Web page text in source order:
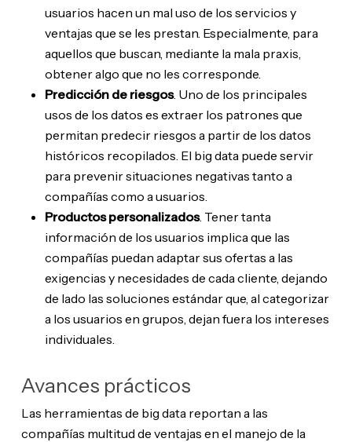
usuarios hacen un mal uso de los servicios y
ventajas que se les prestan. Especialmente, para
aquellos que buscan, mediante la mala praxis,
obtener algo que no les corresponde.
Predicción de riesgos. Uno de los principales
usos de los datos es extraer los patrones que
permitan predecir riesgos a partir de los datos
históricos recopilados. El big data puede servir
para prevenir situaciones negativas tanto a
compañías como a usuarios.
Productos personalizados. Tener tanta
información de los usuarios implica que las
compañías puedan adaptar sus ofertas a las
exigencias y necesidades de cada cliente, dejando
de lado las soluciones estándar que, al categorizar
a los usuarios en grupos, dejan fuera los intereses
individuales.
Avances prácticos
Las herramientas de big data reportan a las
compañías multitud de ventajas en el manejo de la